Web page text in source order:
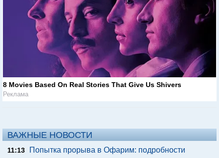
8 Movies Based On Real Stories That Give Us Shivers
Реклама
ВАЖНЫЕ НОВОСТИ
11:13 Попытка прорыва в Офарим: подробности